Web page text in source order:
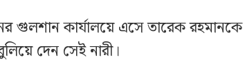
গুলশান কার্যালয়ে এসে তারেক
দেন সেই নারী।